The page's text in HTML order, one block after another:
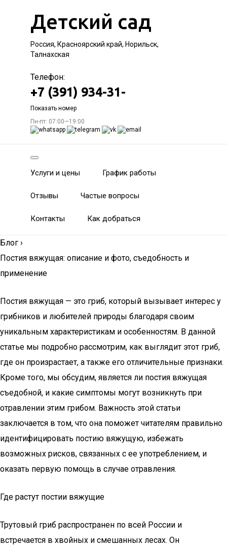
Детский сад
Россия, Красноярский край, Норильск,
Талнахская
Телефон:
+7 (391) 934-31-
Показать номер
Пн-пт: 07:00—19:00
Услуги и цены График работы
Отзывы Частые вопросы
Контакты Как добраться
Блог ›
Постия вяжущая: описание и фото, съедобность и
применение
Постия вяжущая — это гриб, который вызывает интерес у
грибников и любителей природы благодаря своим
уникальным характеристикам и особенностям. В данной
статье мы подробно рассмотрим, как выглядит этот гриб,
где он произрастает, а также его отличительные признаки.
Кроме того, мы обсудим, является ли постия вяжущая
съедобной, и какие симптомы могут возникнуть при
отравлении этим грибом. Важность этой статьи
заключается в том, что она поможет читателям правильно
идентифицировать постию вяжущую, избежать
возможных рисков, связанных с ее употреблением, и
оказать первую помощь в случае отравления.
Где растут постии вяжущие
Трутовый гриб распространен по всей России и
встречается в хвойных и смешанных лесах. Он